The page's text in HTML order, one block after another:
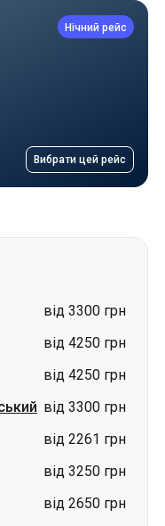
Нічний рейс
Вибрати цей рейс
від 3300 грн
від 4250 грн
від 4250 грн
від 3300 грн
від 2261 грн
від 3250 грн
від 2650 грн